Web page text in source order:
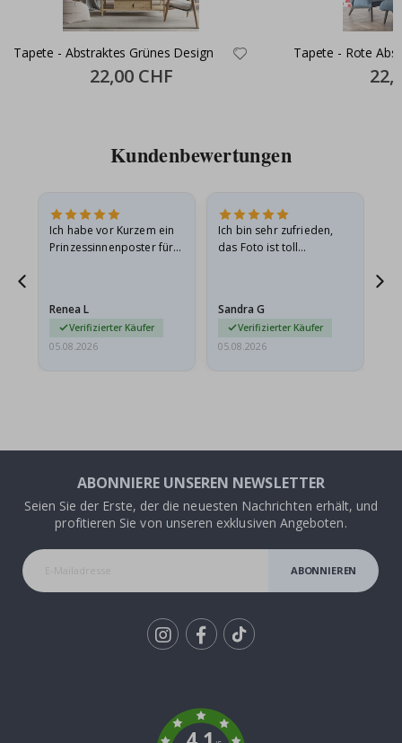
Tapete - Abstraktes Grünes Design
Special
Price
22,00 CHF
Tapete - Rote
Price
Kundenbewertungen
Ich habe vor Kurzem ein
Prinzessinnenposter für
beschädigt…
Renea L
Verifizierter Käufer
05.08.2026
Ich bin sehr zufrieden,
das Foto ist toll
außerdem…
Sandra G
Verifizierter Käufer
05.08.2026
ABONNIERE UNSEREN NEWSLETTER
Seien Sie der Erste, der die neuesten Nachrichten erhält, und
profitieren Sie von unseren exklusiven Angeboten.
ABONNIEREN